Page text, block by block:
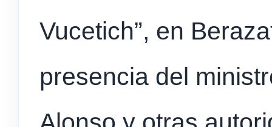
Vucetich”, en
presencia del